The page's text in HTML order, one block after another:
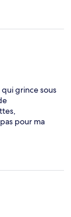
grince sous
pour ma